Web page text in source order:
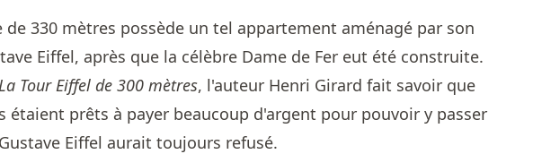
de 330 mètres possède un tel appartement aménagé par son
Eiffel, après que la célèbre Dame de Fer eut été construite.
Tour Eiffel de 300 mètres, l'auteur Henri Girard fait savoir que
étaient prêts à payer beaucoup d'argent pour pouvoir y passer
Eiffel aurait toujours refusé.